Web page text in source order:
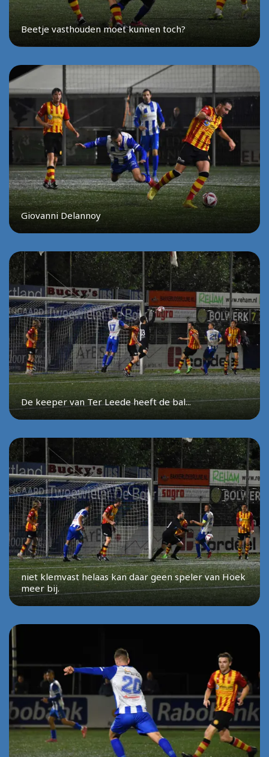
Beetje vasthouden moet kunnen toch?
Giovanni Delannoy
De keeper van Ter Leede heeft de bal...
niet klemvast helaas kan daar geen speler van Hoek
meer bij.